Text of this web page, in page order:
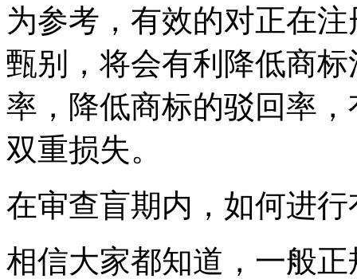
为参考，有效的对正在
甄别，将会有利降低商
率，降低商标的驳回率
双重损失。
在审查盲期内，如何进
相信大家都知道，一般